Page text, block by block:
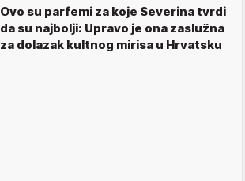
Ovo su parfemi za koje Severina tvrdi
da su najbolji: Upravo je ona zaslužna
za dolazak kultnog mirisa u Hrvatsku